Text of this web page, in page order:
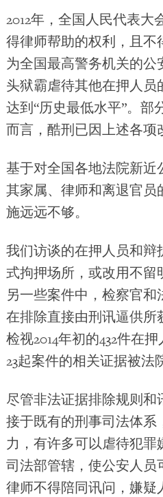
2012年，全国人民代表
得律师帮助的权利，且
为全国最高警务机关的公
头狱霸虐待其他在押人员
达到“历史最低水平”。
而言，酷刑已因上述各项
基于对全国各地法院新近
其家属、律师和离退官员
施远远不够。
我们访谈的在押人员和
式拘押场所，或改用不留
另一些案件中，检察官
在排除直接由刑讯逼供所
检视2014年初的432件在
23起案件的相关证据被法
尽管非法证据排除规则
接于既有的刑事司法体系
力，有许多可以虐待犯
司法部管辖，使公安人员
律师不得陪同讯问，嫌